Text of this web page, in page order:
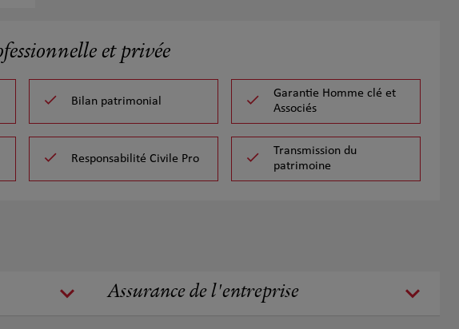
et privée
Bilan patrimonial
Garantie Homme clé et
Associés
Responsabilité Civile Pro
Transmission du
patrimoine
Assurance de l'entreprise